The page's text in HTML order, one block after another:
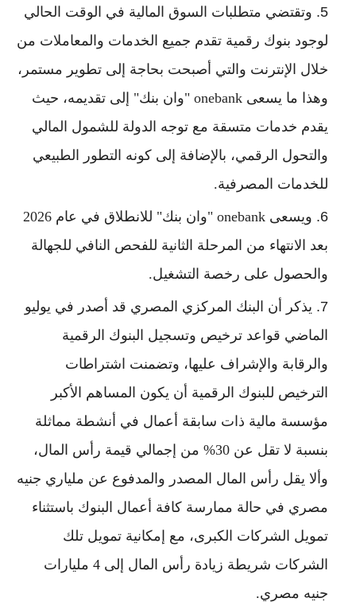
وتقتضي متطلبات السوق المالية في الوقت الحالي
لوجود بنوك رقمية تقدم جميع الخدمات والمعاملات من
خلال الإنترنت والتي أصبحت بحاجة إلى تطوير مستمر،
وهذا ما يسعى onebank "وان بنك" إلى تقديمه، حيث
يقدم خدمات متسقة مع توجه الدولة للشمول المالي
والتحول الرقمي، بالإضافة إلى كونه التطور الطبيعي
للخدمات المصرفية.
ويسعى onebank "وان بنك" للانطلاق في عام 2026
بعد الانتهاء من المرحلة الثانية للفحص النافي للجهالة
والحصول على رخصة التشغيل.
يذكر أن البنك المركزي المصري قد أصدر في يوليو
الماضي قواعد ترخيص وتسجيل البنوك الرقمية
والرقابة والإشراف عليها، وتضمنت اشتراطات
الترخيص للبنوك الرقمية أن يكون المساهم الأكبر
مؤسسة مالية ذات سابقة أعمال في أنشطة مماثلة
بنسبة لا تقل عن 30% من إجمالي قيمة رأس المال،
وألا يقل رأس المال المصدر والمدفوع عن ملياري جنيه
مصري في حالة ممارسة كافة أعمال البنوك باستثناء
تمويل الشركات الكبرى، مع إمكانية تمويل تلك
الشركات شريطة زيادة رأس المال إلى 4 مليارات
جنيه مصري.